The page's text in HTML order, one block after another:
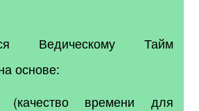
Ведическому Тайм
основе:
(качество времени для